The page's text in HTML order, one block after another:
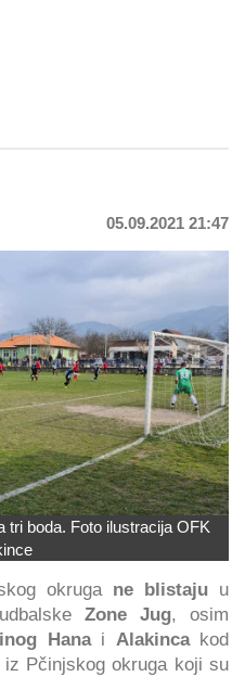
05.09.2021 21:47
tri boda. Foto ilustracija OFK
okruga ne blistajuu
Zone Jug, osim
Hanai Alakincakod
Pčinjskog okruga koji su